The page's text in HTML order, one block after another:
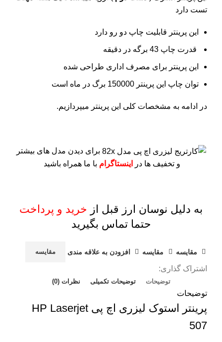
تست دارد
این پرینتر قابلیت چاپ دو رو دارد
قدرت چاپ 43 برگه در دقیقه
این پرینتر برای مصرف اداری طراحی شده
توان چاپ این پرینتر 150000 برگ در ماه است
در ادامه به مشخصات کلی این پرینتر میپردازیم.
برای دیدن مدل های بیشتر
و تخفیف ها در
اینستاگرام با ما همراه باشید
به دلیل نوسان ارز قبل از خرید و پرداخت
حتما تماس بگیرید
مقايسه مقایسه افزودن به علاقه مندی مقایسه
اشتراک گذاری:
توضیحات توضیحات تکمیلی نظرات (0)
توضیحات
پرینتر استوک لیزری اچ پی HP Laserjet
507